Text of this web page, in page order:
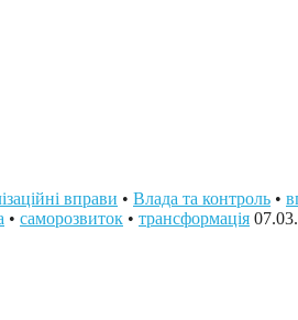
вправи • Влада та контроль •
• саморозвиток • трансформація